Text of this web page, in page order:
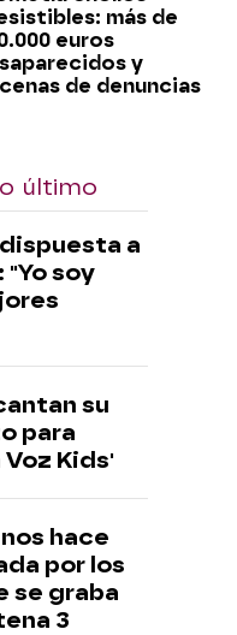
más de
euros
y
de denuncias
último
a
"Yo soy
su
para
Kids'
hace
por los
se graba
3